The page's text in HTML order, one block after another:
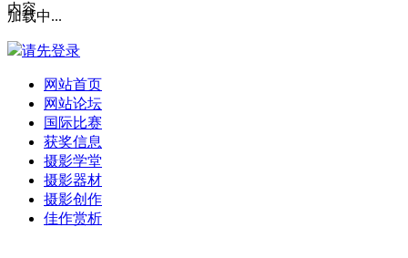
加载中...
请先登录
网站首页
网站论坛
国际比赛
获奖信息
摄影学堂
摄影器材
摄影创作
佳作赏析
内容